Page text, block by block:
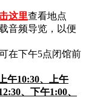
这里查看地点
音频导览，以便
在下午5点闭馆前
午10:30、上午
、下午1:00、